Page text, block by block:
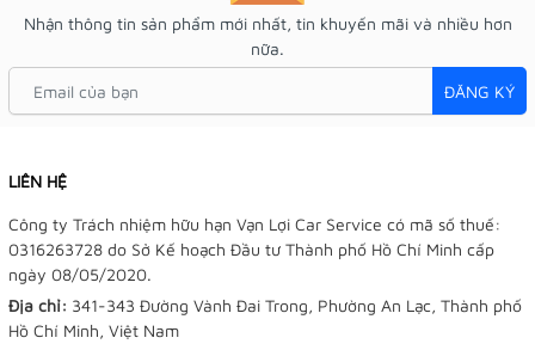
Nhận thông tin sản phẩm mới nhất, tin khuyến mãi và nhiều hơn
nữa.
ĐĂNG KÝ
LIÊN HỆ
Công ty Trách nhiệm hữu hạn Vạn Lợi Car Service có mã số thuế:
0316263728 do Sở Kế hoạch Đầu tư Thành phố Hồ Chí Minh cấp
ngày 08/05/2020.
Địa chỉ: 341-343 Đường Vành Đai Trong, Phường An Lạc, Thành phố
Hồ Chí Minh, Việt Nam